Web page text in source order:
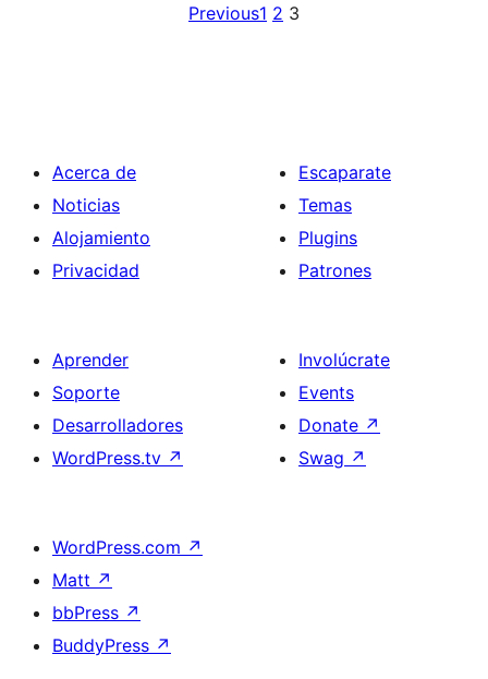
Previous1 2 3
Acerca de
Noticias
Alojamiento
Privacidad
Escaparate
Temas
Plugins
Patrones
Aprender
Soporte
Desarrolladores
WordPress.tv ↗
Involúcrate
Events
Donate ↗
Swag ↗
WordPress.com ↗
Matt ↗
bbPress ↗
BuddyPress ↗